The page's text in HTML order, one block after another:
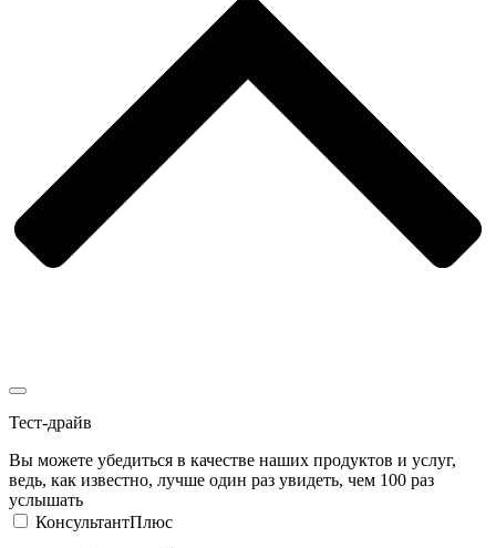
Тест-драйв
Вы можете убедиться в качестве наших продуктов и услуг,
ведь, как известно, лучше один раз увидеть, чем 100 раз
услышать
КонсультантПлюс